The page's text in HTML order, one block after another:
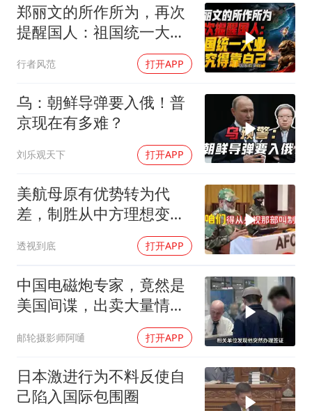
手机真会“偷听”我们说话吗
加沙约14万栋建筑被完全摧毁
5万小车卖不动 微型代步车集体遇冷
从科技创新看开局起步的时与势
郑丽文的所作所为，再次
提醒国人：祖国统一大
业，终究得靠自己！
行者风范 打开APP
乌：朝鲜导弹要入俄！普
京现在有多难？
刘乐观天下 打开APP
美航母原有优势转为代
差，制胜从中方理想变为
透视到底 打开APP
中国电磁炮专家，竟然是
美国间谍，出卖大量情
报，让国家损失惨重
邮轮摄影师阿嗵 打开APP
日本激进行为不料反使自
己陷入国际包围圈